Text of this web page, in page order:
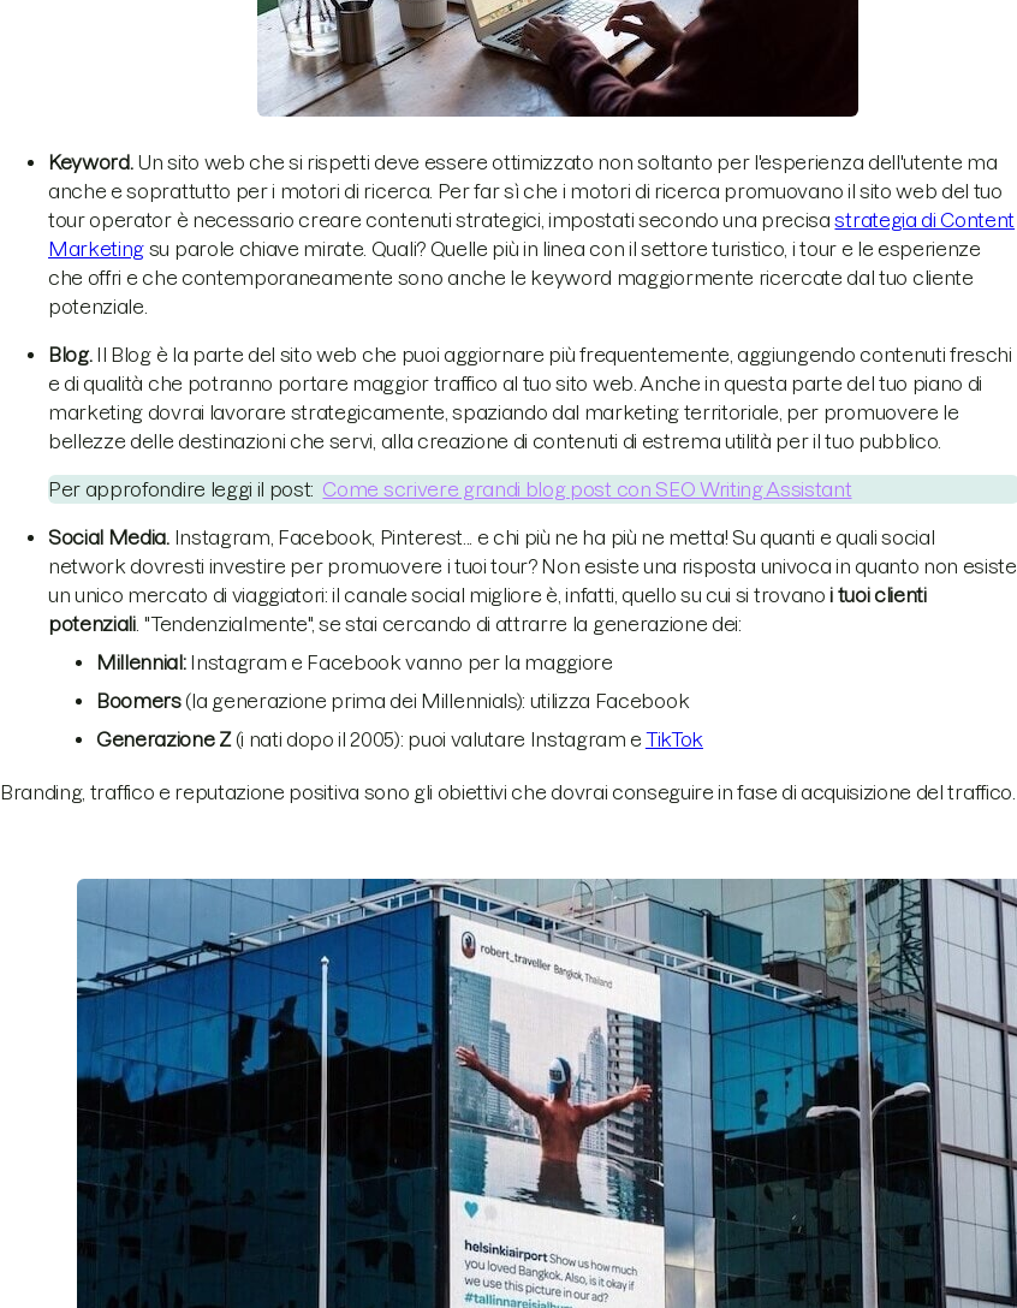
Keyword. Un sito web che si rispetti deve essere ottimizzato non soltanto per l'esperienza dell'utente ma
anche e soprattutto per i motori di ricerca. Per far sì che i motori di ricerca promuovano il sito web del tuo
tour operator è necessario creare contenuti strategici, impostati secondo una precisastrategia di Content
Marketing su parole chiave mirate. Quali? Quelle più in linea con il settore turistico, i tour e le esperienze
che offri e che contemporaneamente sono anche le keyword maggiormente ricercate dal tuo cliente
potenziale.
Blog. Il Blog è la parte del sito web che puoi aggiornare più frequentemente, aggiungendo contenuti freschi
e di qualità che potranno portare maggior traffico al tuo sito web. Anche in questa parte del tuo piano di
marketing dovrai lavorare strategicamente, spaziando dal marketing territoriale, per promuovere le
bellezze delle destinazioni che servi, alla creazione di contenuti di estrema utilità per il tuo pubblico.
Per approfondire leggi il post: Come scrivere grandi blog post con SEO Writing Assistant
Social Media. Instagram, Facebook, Pinterest... e chi più ne ha più ne metta! Su quanti e quali social
network dovresti investire per promuovere i tuoi tour? Non esiste una risposta univoca in quanto non esiste
un unico mercato di viaggiatori: il canale social migliore è, infatti, quello su cui si trovanoi tuoi clienti
potenziali. "Tendenzialmente", se stai cercando di attrarre la generazione dei:
Millennial:Instagram e Facebook vanno per la maggiore
Boomers(la generazione prima dei Millennials): utilizza Facebook
Generazione Z(i nati dopo il 2005): puoi valutare Instagram e TikTok
Branding, traffico e reputazione positiva sono gli obiettivi che dovrai conseguire in fase di acquisizione del traffico.